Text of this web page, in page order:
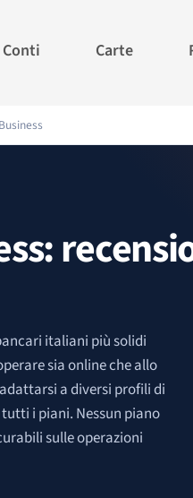
Conti Carte
italiani più solidi
sia online che allo
a diversi profili di
tutti i piani. Nessun piano
sulle operazioni